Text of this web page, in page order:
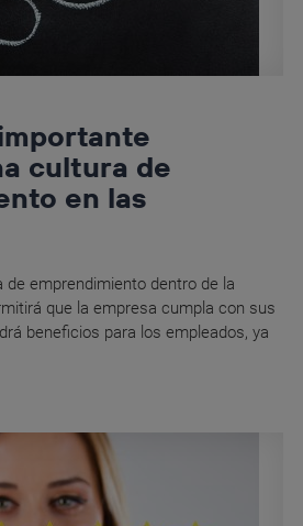
cultura de
en las
emprendimiento dentro de la
que la empresa cumpla con sus
beneficios para los empleados, ya